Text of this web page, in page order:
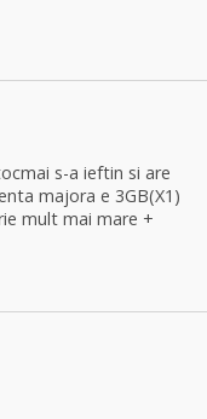
s-a ieftin si are
majora e 3GB(X1)
mult mai mare +